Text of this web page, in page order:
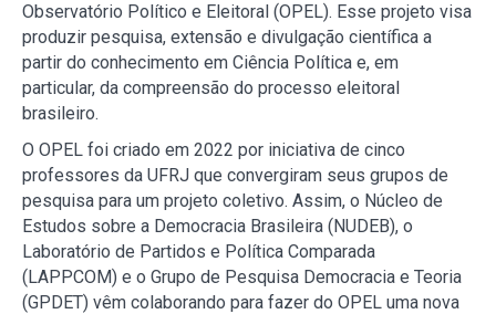
Observatório Político e Eleitoral (OPEL). Esse projeto visa
produzir pesquisa, extensão e divulgação científica a
partir do conhecimento em Ciência Política e, em
particular, da compreensão do processo eleitoral
brasileiro.
O OPEL foi criado em 2022 por iniciativa de cinco
professores da UFRJ que convergiram seus grupos de
pesquisa para um projeto coletivo. Assim, o Núcleo de
Estudos sobre a Democracia Brasileira (NUDEB), o
Laboratório de Partidos e Política Comparada
(LAPPCOM) e o Grupo de Pesquisa Democracia e Teoria
(GPDET) vêm colaborando para fazer do OPEL uma nova